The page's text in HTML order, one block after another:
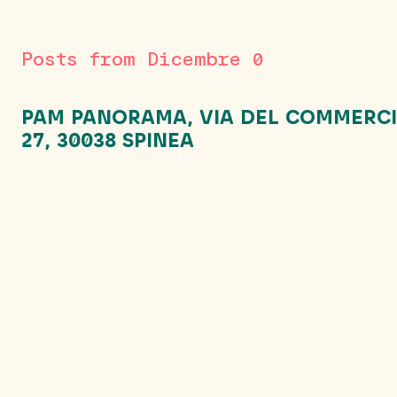
Posts from Dicembre 0
PAM PANORAMA, VIA DEL
27, 30038 SPINEA